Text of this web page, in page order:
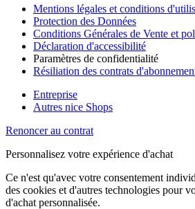
Mentions légales et conditions
Protection des Données
Conditions Générales de Vente et
Déclaration d'accessibilité
Paramètres de confidentialité
Résiliation des contrats
Entreprise
Autres nice Shops
Renoncer au contrat
Personnalisez votre expérience d'achat
Ce n'est qu'avec votre consentement
des cookies et d'autres technologies pour
d'achat personnalisée.